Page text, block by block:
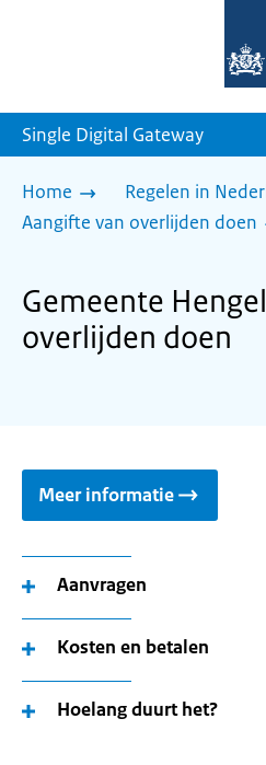
homepage
Single Digital Gateway
Home
Regelen in
Aangifte van overlijden doen
Gemeente
overlijden doen
Meer informatie
Aanvragen
Kosten en betalen
Hoelang duurt het?